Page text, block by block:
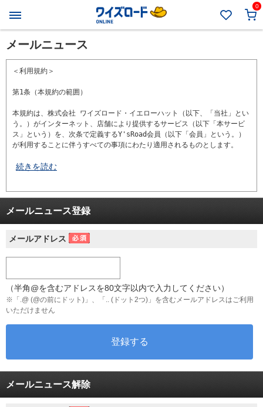
0
メールニュース
＜利用規約＞
第1条（本規約の範囲）
本規約は、株式会社 ワイズロード・イエローハット（以下、「当社」とい
う。）がインターネット、店舗により提供するサービス（以下「本サービ
ス」という）を、次条で定義するY'sRoad会員（以下「会員」という。）
が利用することに伴うすべての事項にわたり適用されるものとします。
続きを読む
メールニュース登録
メールアドレス
（半角@を含むアドレスを80文字以内で入力してください）
※「.@ (@の前にドット)」、「.. (ドット2つ)」を含むメールアドレスはご利用
いただけません
メールニュース解除